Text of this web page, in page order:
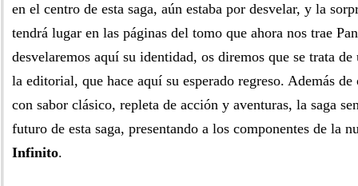
en el centro de esta saga, aún estaba por desvelar, y la
tendrá lugar en las páginas del tomo que ahora nos trae
desvelaremos aquí su identidad, os diremos que se trata
la editorial, que hace aquí su esperado regreso. Además de
con sabor clásico, repleta de acción y aventuras, la saga
futuro de esta saga, presentando a los componentes de la
Infinito.